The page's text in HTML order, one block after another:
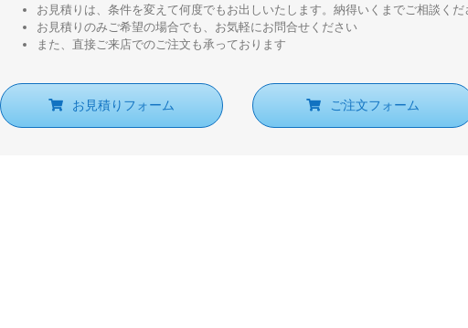
お見積りは、条件を変えて何度でもお出しいたします。納得いくまでご相談くだ
お見積りのみご希望の場合でも、お気軽にお問合せください
また、直接ご来店でのご注文も承っております
お見積りフォーム ご注文フォーム